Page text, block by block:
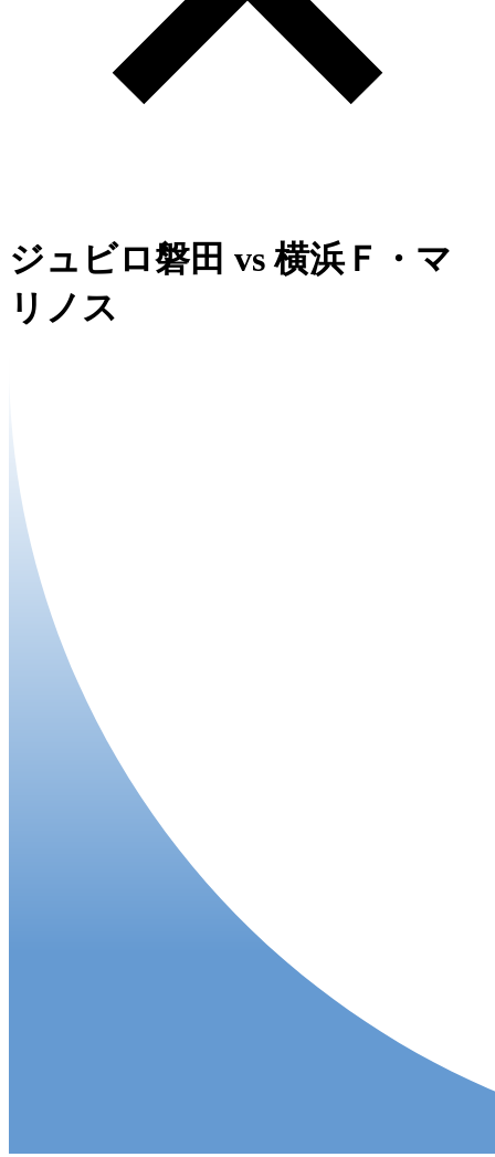
ジュビロ磐田 vs横浜Ｆ・マ
リノス